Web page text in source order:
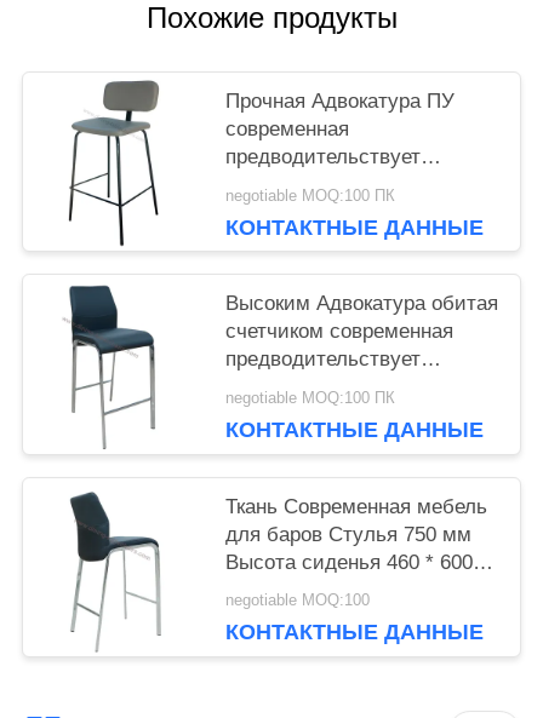
Похожие продукты
Прочная Адвокатура ПУ
современная
предводительствует
Эргономикал
сопротивление носки
дизайна
negotiable MOQ:100 ПК
КОНТАКТНЫЕ ДАННЫЕ
Высоким Адвокатура обитая
счетчиком современная
предводительствует
материал полиуретана
negotiable MOQ:100 ПК
КОНТАКТНЫЕ ДАННЫЕ
Ткань Современная мебель
для баров Стулья 750 мм
Высота сиденья 460 * 600 *
115 мм Размер
negotiable MOQ:100
КОНТАКТНЫЕ ДАННЫЕ